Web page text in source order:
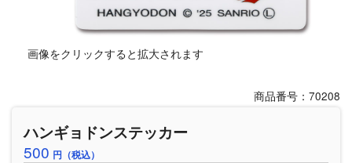
画像をクリックすると拡大されます
商品番号：70208
ハンギョドンステッカー
500 円（税込）